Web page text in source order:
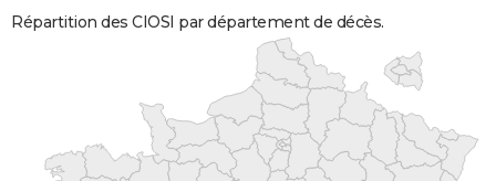
Répartition des CIOSI par département de décès.